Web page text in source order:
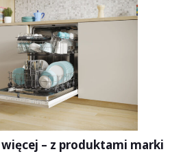
więcej – z produktami marki